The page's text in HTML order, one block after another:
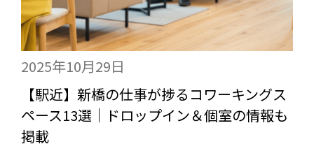
2025年10月29日
【駅近】新橋の仕事が捗るコワーキングス
ペース13選｜ドロップイン＆個室の情報も
掲載